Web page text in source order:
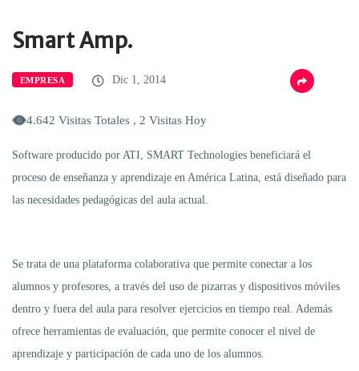
Smart Amp.
EMPRESA Dic 1, 2014
4.642 Visitas Totales , 2 Visitas Hoy
Software producido por ATI, SMART Technologies beneficiará el
proceso de enseñanza y aprendizaje en América Latina, está diseñado para
las necesidades pedagógicas del aula actual.
Se trata de una plataforma colaborativa que permite conectar a los
alumnos y profesores, a través del uso de pizarras y dispositivos móviles
dentro y fuera del aula para resolver ejercicios en tiempo real. Además
ofrece herramientas de evaluación, que permite conocer el nivel de
aprendizaje y participación de cada uno de los alumnos.